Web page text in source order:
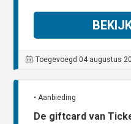
Toegevoegd 04 augustus
• Aanbieding
De giftcard van